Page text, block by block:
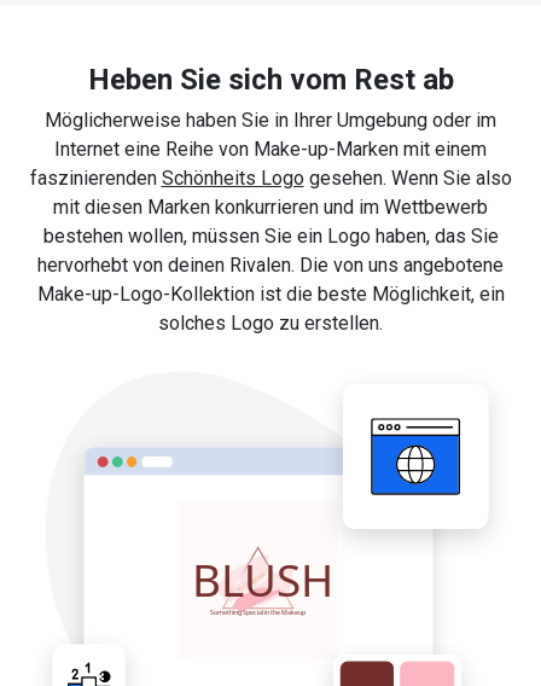
Heben Sie sich vom Rest ab
Möglicherweise haben Sie in Ihrer Umgebung oder im
Internet eine Reihe von Make-up-Marken mit einem
faszinierenden Schönheits Logogesehen. Wenn Sie also
mit diesen Marken konkurrieren und im Wettbewerb
bestehen wollen, müssen Sie ein Logo haben, das Sie
hervorhebt von deinen Rivalen. Die von uns angebotene
Make-up-Logo-Kollektion ist die beste Möglichkeit, ein
solches Logo zu erstellen.